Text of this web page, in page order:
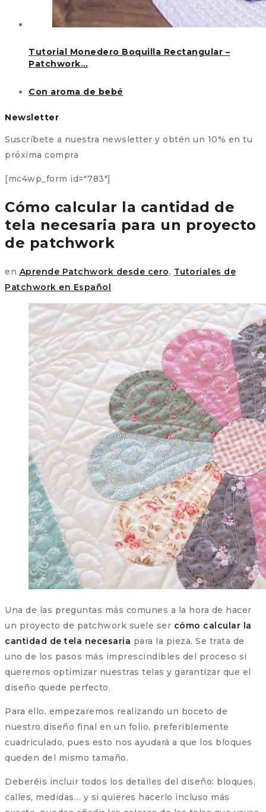
Tutorial Monedero Boquilla Rectangular –
Patchwork…
Con aroma de bebé
Newsletter
Suscríbete a nuestra newsletter y obtén un 10% en tu
próxima compra
[mc4wp_form id="783"]
Cómo calcular la cantidad de
tela necesaria para un proyecto
de patchwork
en Aprende Patchwork desde cero, Tutoriales de
Patchwork en Español
Una de las preguntas más comunes a la hora de hacer
un proyecto de patchwork suele ser cómo calcular la
cantidad de tela necesaria para la pieza. Se trata de
uno de los pasos más imprescindibles del proceso si
queremos optimizar nuestras telas y garantizar que el
diseño quede perfecto.
Para ello, empezaremos realizando un boceto de
nuestro diseño final en un folio, preferiblemente
cuadriculado, pues esto nos ayudará a que los bloques
queden del mismo tamaño.
Deberéis incluir todos los detalles del diseño: bloques,
calles, medidas… y si quieres hacerlo incluso más